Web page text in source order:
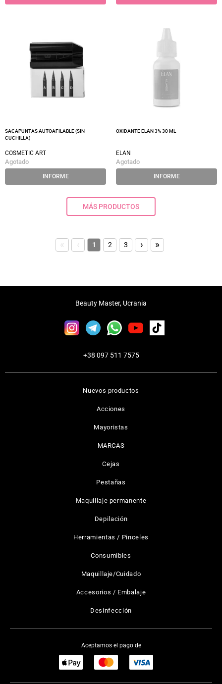
SACAPUNTAS AUTOAFILABLE (SIN
CUCHILLA)
COSMETIC ART
Agotado
INFORME
OXIDANTE ELAN 3% 30 ML
ELAN
Agotado
INFORME
MÁS PRODUCTOS
« ‹ 1 2 3 › »
Nuevos productos
Acciones
Mayoristas
MARCAS
Cejas
Pestañas
Maquillaje permanente
Depilación
Herramientas / Pinceles
Consumibles
Maquillaje/Cuidado
Accesorios / Embalaje
Desinfección
Beauty Master, Ucrania
+38 097 511 7575
Aceptamos el pago de